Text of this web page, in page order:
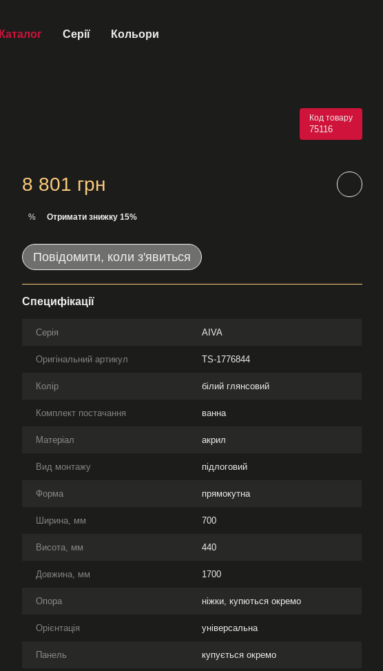
Каталог Серії Кольори
Код товару
75116
8 801 грн
% Отримати знижку 15%
Повідомити, коли з'явиться
Специфікації
Серія AIVA
Оригінальний артикул TS-1776844
Колір білий глянсовий
Комплект постачання ванна
Матеріал акрил
Вид монтажу підлоговий
Форма прямокутна
Ширина, мм 700
Висота, мм 440
Довжина, мм 1700
Опора ніжки, купються окремо
Орієнтація універсальна
Панель купується окремо